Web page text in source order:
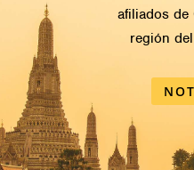
afiliados de
región